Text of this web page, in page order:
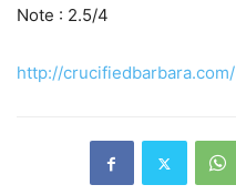
Note : 2.5/4
http://crucifiedbarbara.com/